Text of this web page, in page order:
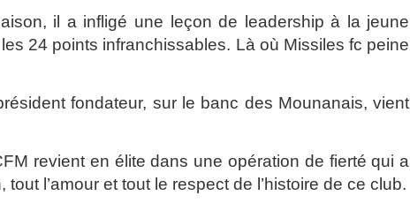
il a infligé une leçon de leadership à la jeune
24 points infranchissables. Là où Missiles fc peine
fondateur, sur le banc des Mounanais, vient
revient en élite dans une opération de fierté qui a
l’amour et tout le respect de l’histoire de ce club.